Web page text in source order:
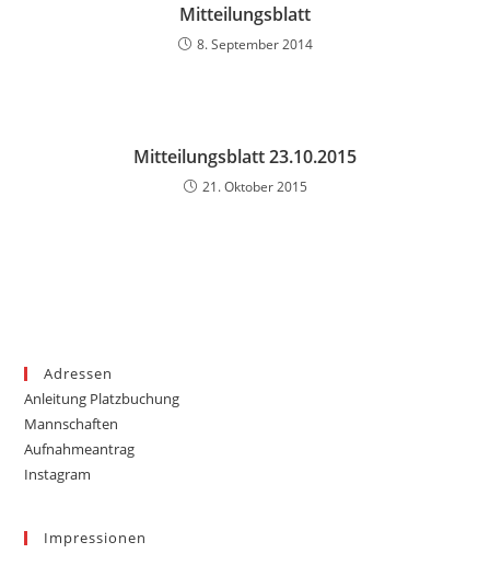
Mitteilungsblatt
8. September 2014
Mitteilungsblatt 23.10.2015
21. Oktober 2015
Adressen
Anleitung Platzbuchung
Mannschaften
Aufnahmeantrag
Instagram
Impressionen